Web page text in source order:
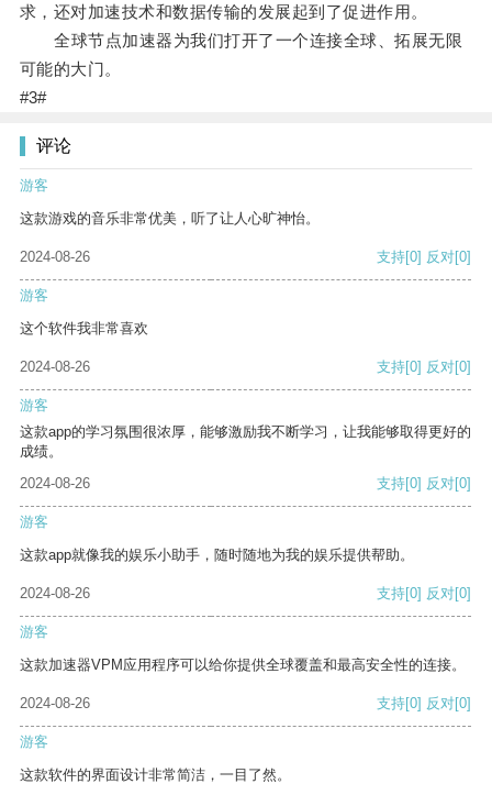
求，还对加速技术和数据传输的发展起到了促进作用。
全球节点加速器为我们打开了一个连接全球、拓展无限
可能的大门。
#3#
评论
游客
这款游戏的音乐非常优美，听了让人心旷神怡。
2024-08-26 支持[0] 反对[0]
游客
这个软件我非常喜欢
2024-08-26 支持[0] 反对[0]
游客
这款app的学习氛围很浓厚，能够激励我不断学习，让我能够取得更好的
成绩。
2024-08-26
支持[0] 反对[0]
游客
这款app就像我的娱乐小助手，随时随地为我的娱乐提供帮助。
2024-08-26 支持[0] 反对[0]
游客
这款加速器VPM应用程序可以给你提供全球覆盖和最高安全性的连接。
2024-08-26 支持[0] 反对[0]
游客
这款软件的界面设计非常简洁，一目了然。